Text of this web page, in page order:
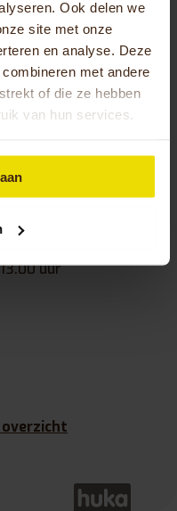
Ook delen we
site met onze
en analyse. Deze
met andere
of die ze hebben
van hun services.
uur en
18.00 uur
uur en
uur en
uur